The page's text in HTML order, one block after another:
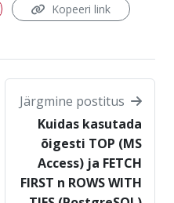
uues aknas)
Kopeeri link
Järgmine postitus
Kuidas kasutada
õigesti TOP (MS
Access) ja FETCH
FIRST n ROWS WITH